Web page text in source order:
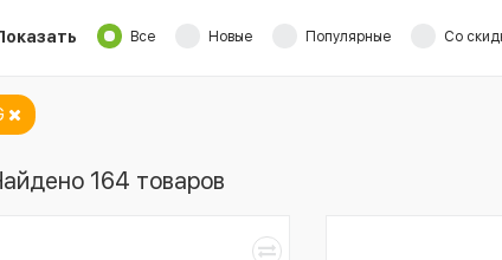
Все Новые Популярные Со
164 товаров